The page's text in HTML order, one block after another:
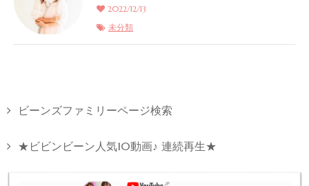
2022/12/13
未分類
ビーンズファミリーページ検索
★ビビンビーン人気10動画♪ 連続再生★